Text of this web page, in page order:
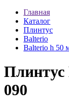
Главная
Каталог
Плинтус
Balterio
Balterio h 50
090